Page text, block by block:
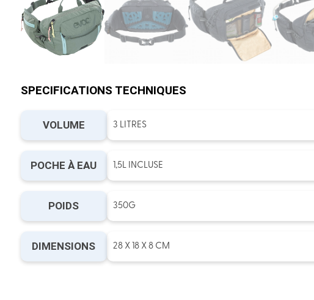
SPECIFICATIONS TECHNIQUES
VOLUME 3 LITRES
POCHE À EAU 1,5L INCLUSE
POIDS 350G
DIMENSIONS 28 X 18 X 8 CM